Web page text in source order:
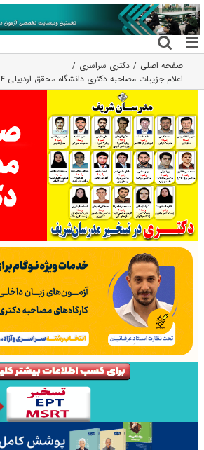
رفتن
به
محتوا
صفحه اصلی
دکتری سراسری
اعلام جزییات مصاحبه دکتری دانشگاه محقق اردبیلی ۱۴۰۴